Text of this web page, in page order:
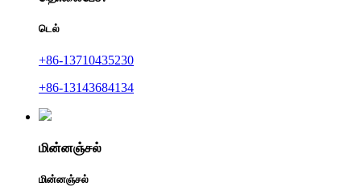
டெல்
+86-13710435230
+86-13143684134
மின்னஞ்சல்
மின்னஞ்சல்